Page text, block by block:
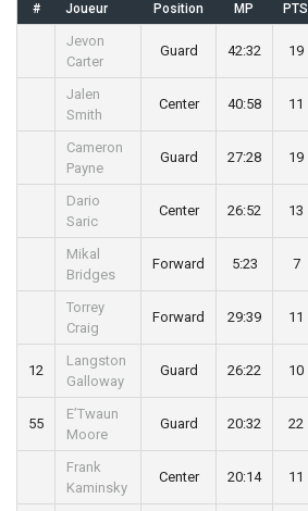
# Joueur Position MP PTS
Jevon
Carter
Guard 42:32 19
Jalen
Smith
Center 40:58 11
Cameron
Payne
Guard 27:28 19
Dario
Saric
Center 26:52 13
Mikal
Bridges
Forward 5:23 7
Torrey
Craig
Forward 29:39 11
12
Langston
Galloway
Guard 26:22 10
55
E’Twaun
Moore
Guard 20:32 22
Frank
Kaminsky
Center 20:14 11